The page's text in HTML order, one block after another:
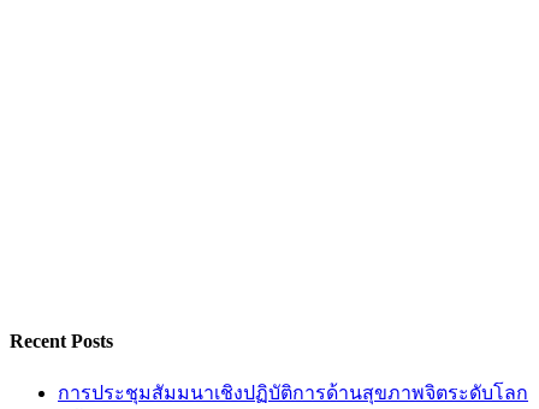
Recent Posts
การประชุมสัมมนาเชิงปฏิบัติการด้านสุขภาพจิตระดับโลก